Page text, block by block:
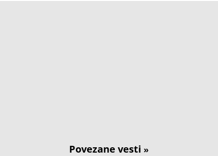
Povezane vesti »